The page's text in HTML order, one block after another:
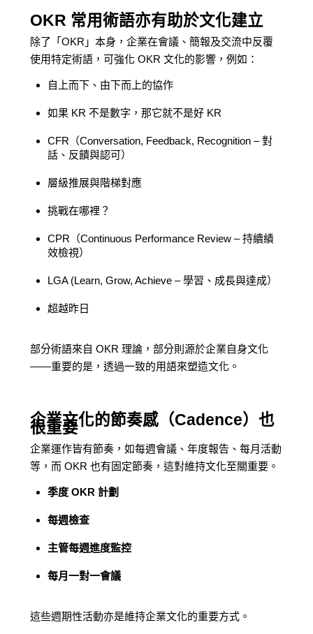
OKR 常用術語亦有助於文化建立
除了「OKR」本身，企業在會議、簡報及交流中反覆
使用特定術語，可強化 OKR 文化的影響，例如：
自上而下、由下而上的協作
如果 KR 不是數字，那它就不是好 KR
CFR（Conversation, Feedback, Recognition – 對
話、反饋與認可）
層級推展與階梯對應
挑戰在哪裡？
CPR（Continuous Performance Review – 持續績
效檢視）
LGA (Learn, Grow, Achieve – 學習、成長與達成）
超越昨日
部分術語來自 OKR 理論，部分則源於企業自身文化
——重要的是，透過一致的用語來塑造文化。
企業文化的節奏感（Cadence）也
很重要
企業運作皆有節奏，如每週會議、年度報告、每月活動
等，而 OKR 也有固定節奏，這對維持文化至關重要。
季度 OKR 計劃
每週檢查
主管每週進度監控
每月一對一會議
這些週期性活動亦是維持企業文化的重要方式。